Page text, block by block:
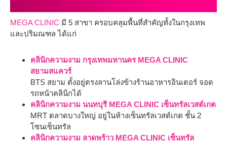
MEGA CLINIC มี 5 สาขา ครอบคลุมพื้นที่สำคัญทั้งในกรุงเทพ
และปริมณฑล ได้แก่
คลินิกความงาม กรุงเทพมหานคร MEGA CLINIC
สยามสแควร์
BTS สยาม ตั้งอยู่ตรงลานโล่งข้างร้านอาหารอินเตอร์ จอด
รถหน้าคลินิกได้
คลินิกความงาม นนทบุรี MEGA CLINIC เซ็นทรัลเวสต์เกต
MRT ตลาดบางใหญ่ อยู่ในห้างเซ็นทรัลเวสต์เกต ชั้น 2
โซนเซ็นทรัล
คลินิกความงาม ลาดพร้าว MEGA CLINIC เซ็นทรัล